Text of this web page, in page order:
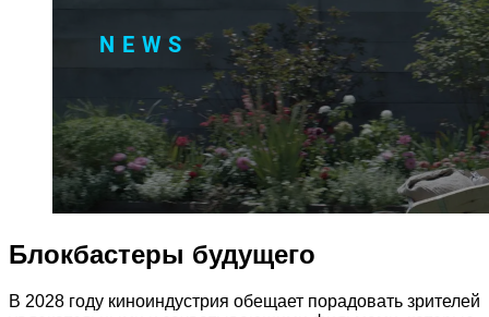
Блокбастеры будущего
В 2028 году киноиндустрия обещает порадовать зрителей